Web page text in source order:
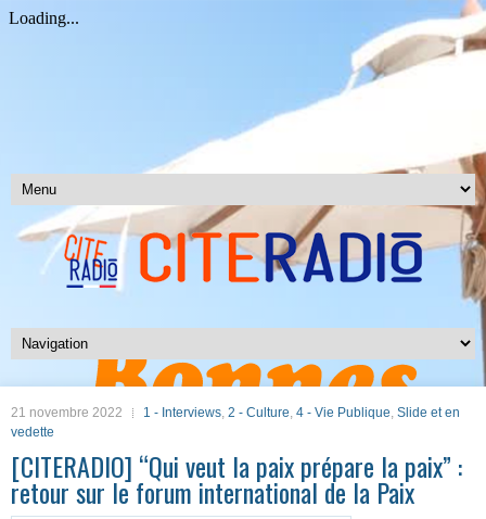
21 novembre 2022 1 - Interviews, 2 - Culture, 4 - Vie Publique, Slide et en
vedette
[CITERADIO] “Qui veut la paix prépare la paix” :
retour sur le forum international de la Paix